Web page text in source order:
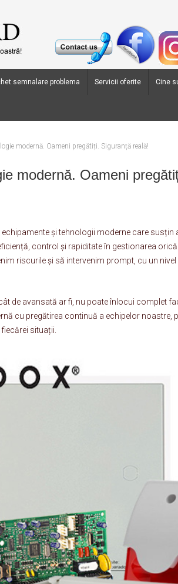
semnalare problema Servicii oferite Cine
modernă. Oameni pregătiți. Siguranță reală!
modernă. Oameni
echipamente și tehnologii moderne care susțin
control și rapiditate în gestionarea
riscurile și să intervenim prompt, cu un
de avansată ar fi, nu poate înlocui complet
cu pregătirea continuă a echipelor noastre,
situații.